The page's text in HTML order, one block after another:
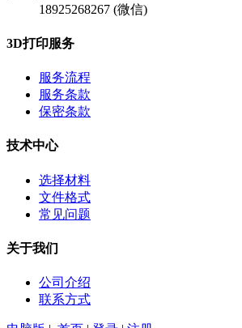
18925268267 (微信)
3D打印服务
服务流程
服务条款
保密条款
技术中心
选择材料
文件格式
常见问题
关于我们
公司介绍
联系方式